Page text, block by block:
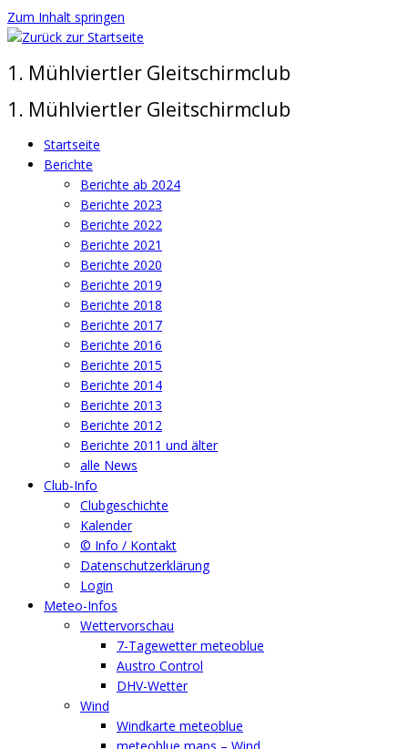
Zum Inhalt springen
1. Mühlviertler Gleitschirmclub
1. Mühlviertler Gleitschirmclub
Startseite
Berichte
Berichte ab 2024
Berichte 2023
Berichte 2022
Berichte 2021
Berichte 2020
Berichte 2019
Berichte 2018
Berichte 2017
Berichte 2016
Berichte 2015
Berichte 2014
Berichte 2013
Berichte 2012
Berichte 2011 und älter
alle News
Club-Info
Clubgeschichte
Kalender
© Info / Kontakt
Datenschutzerklärung
Login
Meteo-Infos
Wettervorschau
7-Tagewetter meteoblue
Austro Control
DHV-Wetter
Wind
Windkarte meteoblue